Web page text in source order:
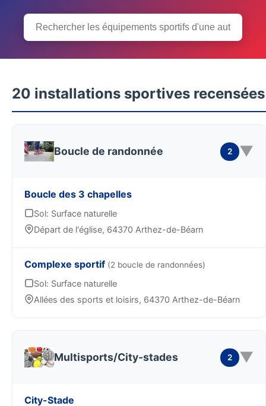
20 installations sportives recensées
Boucle de randonnée 2 ▼
Boucle des 3 chapelles
Sol: Surface naturelle
Départ de l'église, 64370 Arthez-de-Béarn
Complexe sportif (2 boucle de randonnées)
Sol: Surface naturelle
Allées des sports et loisirs, 64370 Arthez-de-Béarn
Multisports/City-stades 2 ▼
City-Stade